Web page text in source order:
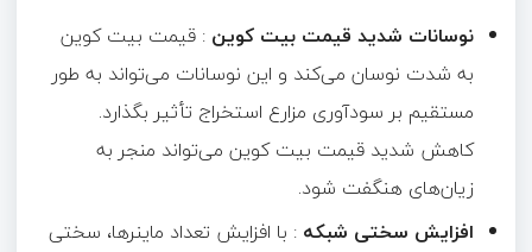
نوسانات شدید قیمت بیت کوین : قیمت بیت کوین
به شدت نوسان می‌کند و این نوسانات می‌تواند به طور
مستقیم بر سودآوری مزارع استخراج تأثیر بگذارد.
کاهش شدید قیمت بیت کوین می‌تواند منجر به
زیان‌های هنگفت شود.
افزایش سختی شبکه : با افزایش تعداد ماینرها، سختی